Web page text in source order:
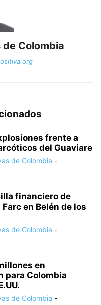
Colombia
frente a
del Guaviare
de Colombia -
financiero de
en Belén de los
de Colombia -
en
para Colombia
de Colombia -